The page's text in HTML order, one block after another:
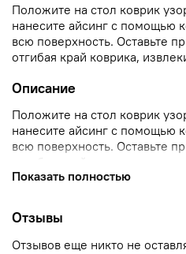
Положите на стол коврик
нанесите айсинг с помощью
всю поверхность. Оставьте
отгибая край коврика,
Описание
Положите на стол коврик
нанесите айсинг с помощью
всю поверхность. Оставьте
Коврик для изготовления
Показать полностью
Отзывы
Отзывов еще никто не